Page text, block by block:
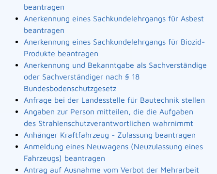
beantragen
Anerkennung eines Sachkundelehrgangs für Asbest
beantragen
Anerkennung eines Sachkundelehrgangs für Biozid-
Produkte beantragen
Anerkennung und Bekanntgabe als Sachverständige
oder Sachverständiger nach § 18
Bundesbodenschutzgesetz
Anfrage bei der Landesstelle für Bautechnik stellen
Angaben zur Person mitteilen, die die Aufgaben
des Strahlenschutzverantwortlichen wahrnimmt
Anhänger Kraftfahrzeug - Zulassung beantragen
Anmeldung eines Neuwagens (Neuzulassung eines
Fahrzeugs) beantragen
Antrag auf Ausnahme vom Verbot der Mehrarbeit